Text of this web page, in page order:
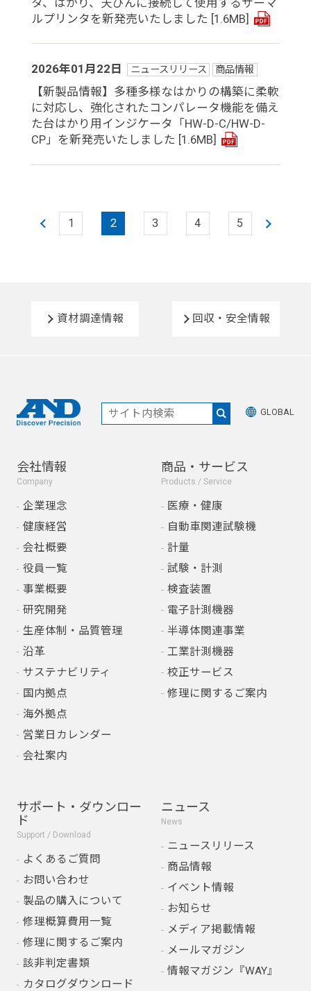
ルプリンタを新発売いたしました [1.6MB]
2026年01月22日 ニュースリリース 商品情報
【新製品情報】多種多様なはかりの構築に柔軟
に対応し、強化されたコンパレータ機能を備え
た台はかり用インジケータ「HW-D-C/HW-D-
CP」を新発売いたしました [1.6MB]
1 2 3 4 5
資材調達情報 回収・安全情報
GLOBAL
会社情報
Company
企業理念
健康経営
会社概要
役員一覧
事業概要
研究開発
生産体制・品質管理
沿革
サステナビリティ
国内拠点
海外拠点
営業日カレンダー
会社案内
商品・サービス
Products / Service
医療・健康
自動車関連試験機
計量
試験・計測
検査装置
電子計測機器
半導体関連事業
工業計測機器
校正サービス
修理に関するご案内
サポート・ダウンロー
ド
Support / Download
よくあるご質問
お問い合わせ
製品の購入について
修理概算費用一覧
修理に関するご案内
該非判定書類
カタログダウンロード
ニュース
News
ニュースリリース
商品情報
イベント情報
お知らせ
メディア掲載情報
メールマガジン
情報マガジン『WAY』